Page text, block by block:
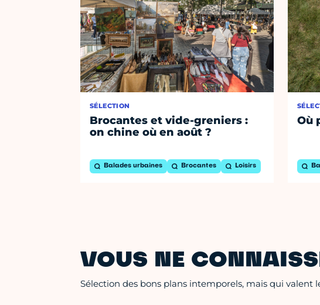
SÉLECTION
Brocantes et vide-greniers :
on chine où en août ?
Balades urbaines Brocantes Loisirs
Où
VOUS NE
Sélection des bons plans intemporels, mais qui valent